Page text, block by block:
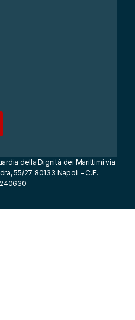
della Dignità dei Marittimi via
55/27 80133 Napoli – C.F.